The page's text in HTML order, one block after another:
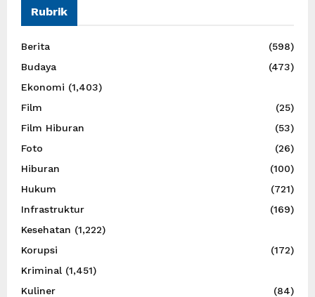
Rubrik
Berita
(598)
Budaya
(473)
Ekonomi (1,403)
Film
(25)
Film Hiburan
(53)
Foto
(26)
Hiburan
(100)
Hukum
(721)
Infrastruktur
(169)
Kesehatan (1,222)
Korupsi
(172)
Kriminal (1,451)
Kuliner
(84)